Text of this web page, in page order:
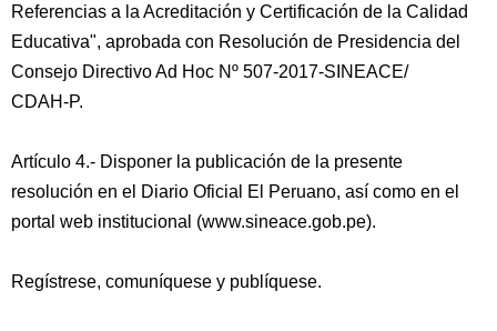
Referencias a la Acreditación y Certificación de la Calidad
Educativa", aprobada con Resolución de Presidencia del
Consejo Directivo Ad Hoc Nº 507-2017-SINEACE/
CDAH-P.
Artículo 4.- Disponer la publicación de la presente
resolución en el Diario Oficial El Peruano, así como en el
portal web institucional (www.sineace.gob.pe).
Regístrese, comuníquese y publíquese.